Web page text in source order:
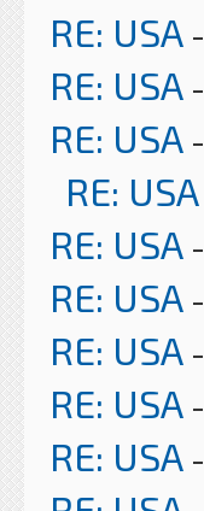
RE: USA -
RE: USA -
RE: USA -
RE: USA
RE: USA -
RE: USA -
RE: USA -
RE: USA -
RE: USA -